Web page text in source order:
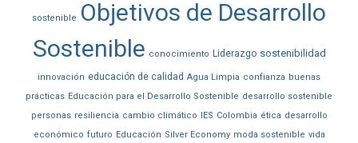
sostenible Objetivos de Desarrollo
Sostenible conocimiento Liderazgo sostenibilidad
innovación educación de calidad Agua Limpia confianza buenas
prácticas Educación para el Desarrollo Sostenible desarrollo sostenible
personas resiliencia cambio climático IES Colombia ética desarrollo
económico futuro Educación Silver Economy moda sostenible vida